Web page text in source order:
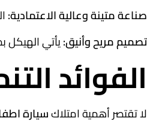
صناعة متينة وعالية الاعتمادية:
تصميم مريح وأنيق:يأتي الهيكل
الفوائد
لا تقتصر أهمية امتلاكسيارة